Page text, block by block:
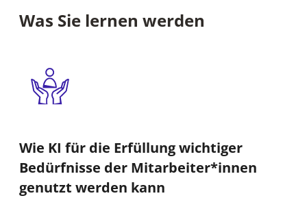
Was Sie lernen werden
Wie KI für die Erfüllung wichtiger
Bedürfnisse der Mitarbeiter*innen
genutzt werden kann